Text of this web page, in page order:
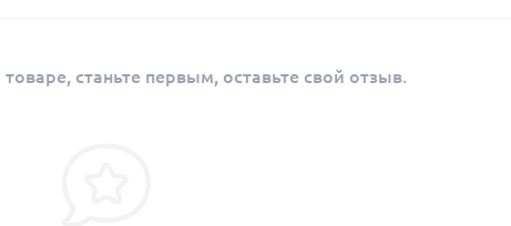
станьте первым, оставьте свой отзыв.